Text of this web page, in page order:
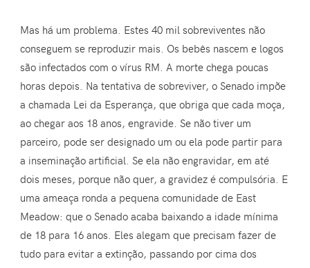
Mas há um problema. Estes 40 mil sobreviventes não
conseguem se reproduzir mais. Os bebês nascem e logos
são infectados com o vírus RM. A morte chega poucas
horas depois. Na tentativa de sobreviver, o Senado impõe
a chamada Lei da Esperança, que obriga que cada moça,
ao chegar aos 18 anos, engravide. Se não tiver um
parceiro, pode ser designado um ou ela pode partir para
a inseminação artificial. Se ela não engravidar, em até
dois meses, porque não quer, a gravidez é compulsória. E
uma ameaça ronda a pequena comunidade de East
Meadow: que o Senado acaba baixando a idade mínima
de 18 para 16 anos. Eles alegam que precisam fazer de
tudo para evitar a extinção, passando por cima dos